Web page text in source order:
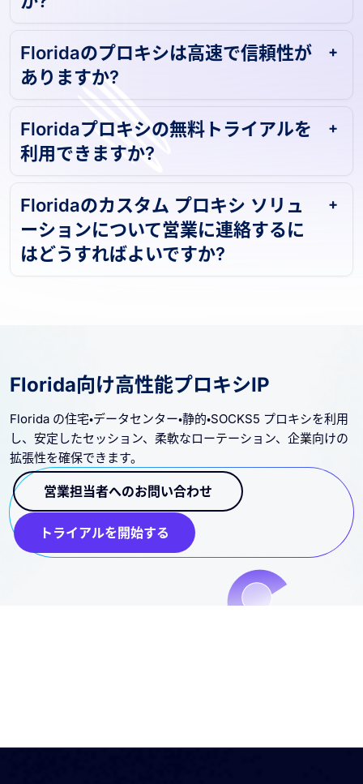
Floridaのプロキシは高速で信頼性が
ありますか?
Floridaプロキシの無料トライアルを
利用できますか?
Floridaのカスタム プロキシ ソリュ
ーションについて営業に連絡するに
はどうすればよいですか?
Florida向け高性能プロキシIP
Florida の住宅・データセンター・静的・SOCKS5 プロキシを利用
し、安定したセッション、柔軟なローテーション、企業向けの
拡張性を確保できます。
営業担当者へのお問い合わせ
トライアルを開始する